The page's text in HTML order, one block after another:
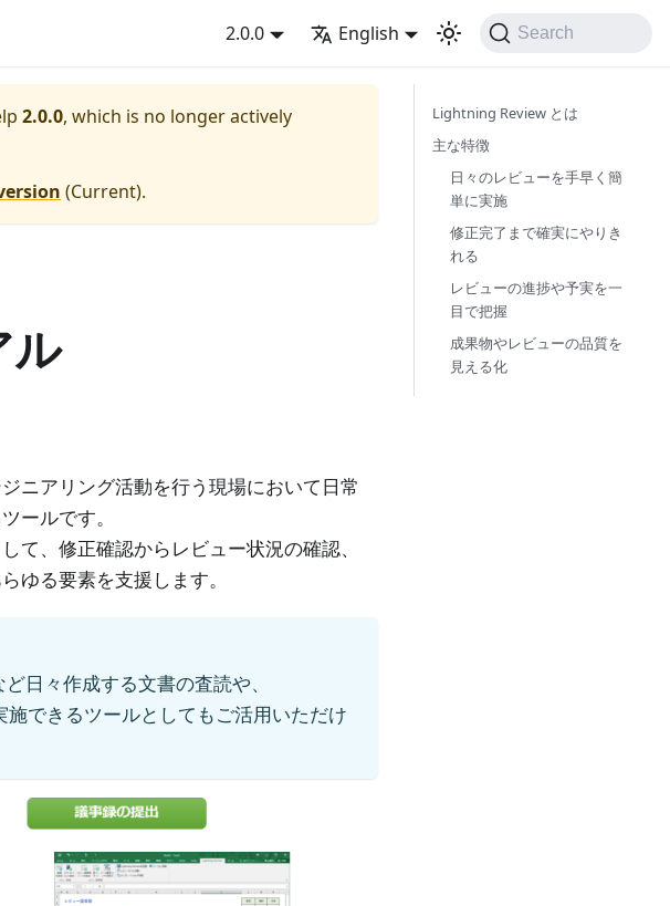
2.0.0 English Search
2.0.0, which is no longer actively
(Current).
ル
ニアリング活動を行う現場において日常
ールです。
て、修正確認からレビュー状況の確認、
ゆる要素を支援します。
日々作成する文書の査読や、
できるツールとしてもご活用いただけ
Lightning Review とは
主な特徴
日々のレビューを手早く簡
単に実施
修正完了まで確実にやりき
れる
レビューの進捗や予実を一
目で把握
成果物やレビューの品質を
見える化